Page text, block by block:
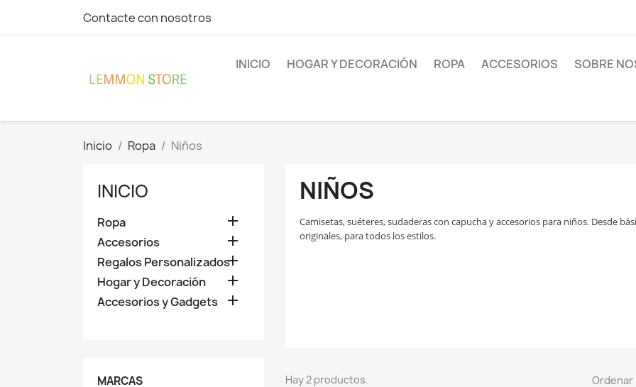
Contacte con nosotros
INICIO HOGAR Y DECORACIÓN ROPA ACCESORIOS SOBRE
Inicio Ropa Niños
INICIO
Ropa 
Accesorios 
Regalos Personalizados
Hogar y Decoración 
Accesorios y Gadgets 
MARCAS
NIÑOS
Camisetas, suéteres, sudaderas con capucha y accesorios para niños. Desde
originales, para todos los estilos.
Hay 2 productos. Ordenar